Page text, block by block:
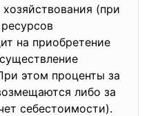
(при
на приобретение
этом проценты за
либо за
себестоимости).